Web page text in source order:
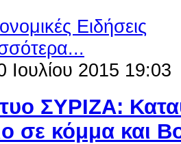
Ειδήσεις
2015 19:03
ΣΥΡΙΖΑ:
σε κόμμα και